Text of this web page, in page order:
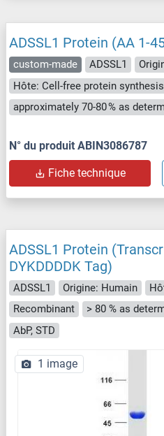
ADSSL1 Protein (AA 1-
custom-made ADSSL1
Hôte: Cell-free protein
N° du produit ABIN3086787
Fiche technique
ADSSL1 Protein
DYKDDDDK Tag)
ADSSL1 Origine: Humain
Recombinant
AbP, STD
1 image